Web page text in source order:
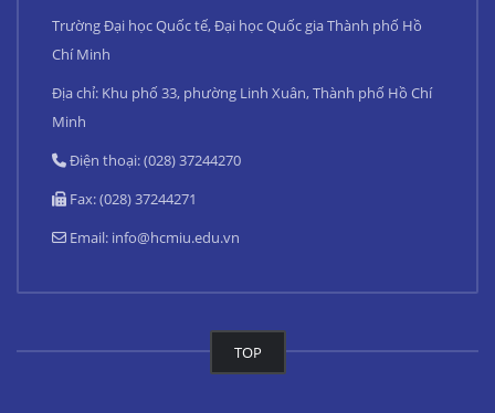
Trường Đại học Quốc tế, Đại học Quốc gia Thành phố Hồ
Chí Minh
Địa chỉ: Khu phố 33, phường Linh Xuân, Thành phố Hồ Chí
Minh
Điện thoại: (028) 37244270
Fax: (028) 37244271
Email: info@hcmiu.edu.vn
TOP